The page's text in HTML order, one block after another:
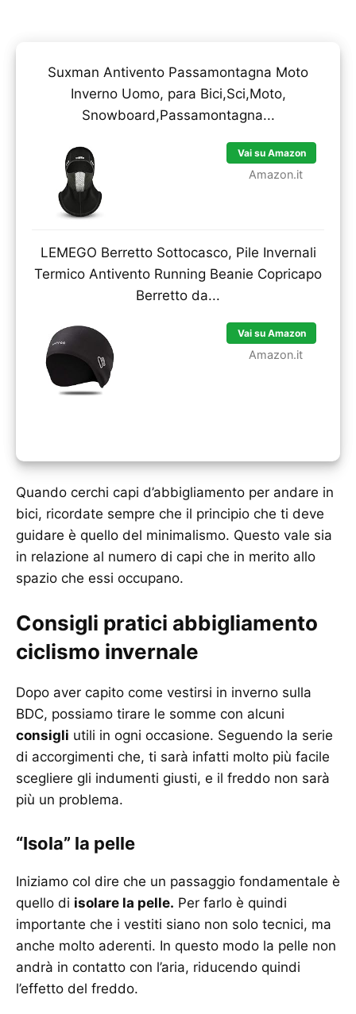
Suxman Antivento Passamontagna Moto
Inverno Uomo, para Bici,Sci,Moto,
Snowboard,Passamontagna...
Vai su Amazon
Amazon.it
LEMEGO Berretto Sottocasco, Pile Invernali
Termico Antivento Running Beanie Copricapo
Berretto da...
Vai su Amazon
Amazon.it
Quando cerchi capi d’abbigliamento per andare in
bici, ricordate sempre che il principio che ti deve
guidare è quello del minimalismo. Questo vale sia
in relazione al numero di capi che in merito allo
spazio che essi occupano.
Consigli pratici abbigliamento
ciclismo invernale
Dopo aver capito come vestirsi in inverno sulla
BDC, possiamo tirare le somme con alcuni
consigli utili in ogni occasione. Seguendo la serie
di accorgimenti che, ti sarà infatti molto più facile
scegliere gli indumenti giusti, e il freddo non sarà
più un problema.
“Isola” la pelle
Iniziamo col dire che un passaggio fondamentale è
quello di isolare la pelle. Per farlo è quindi
importante che i vestiti siano non solo tecnici, ma
anche molto aderenti. In questo modo la pelle non
andrà in contatto con l’aria, riducendo quindi
l’effetto del freddo.